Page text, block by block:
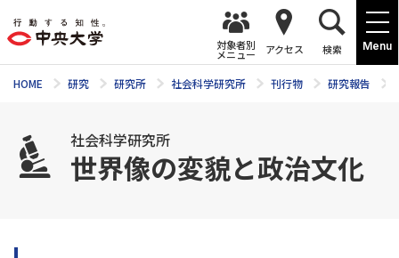
Menu
対象者別
メニュー アクセス 検索
HOME 研究 研究所 社会科学研究所 刊行物 研究報告
社会科学研究所
世界像の変貌と政治文化